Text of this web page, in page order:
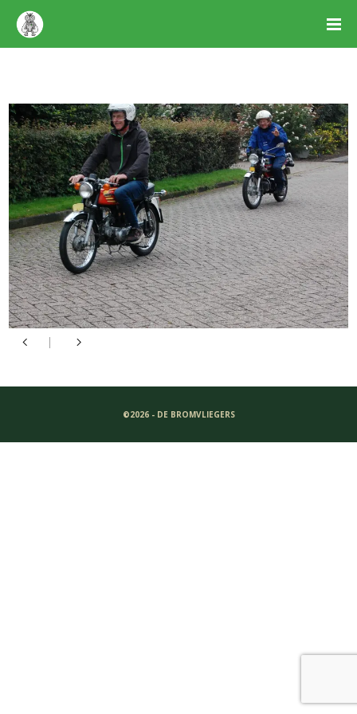
©2026 - DE BROMVLIEGERS